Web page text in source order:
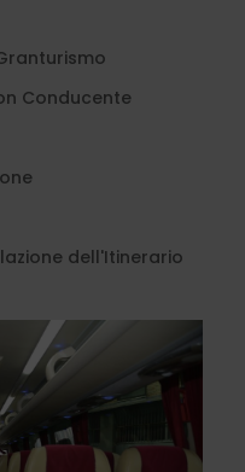
Conducente
dell'Itinerario